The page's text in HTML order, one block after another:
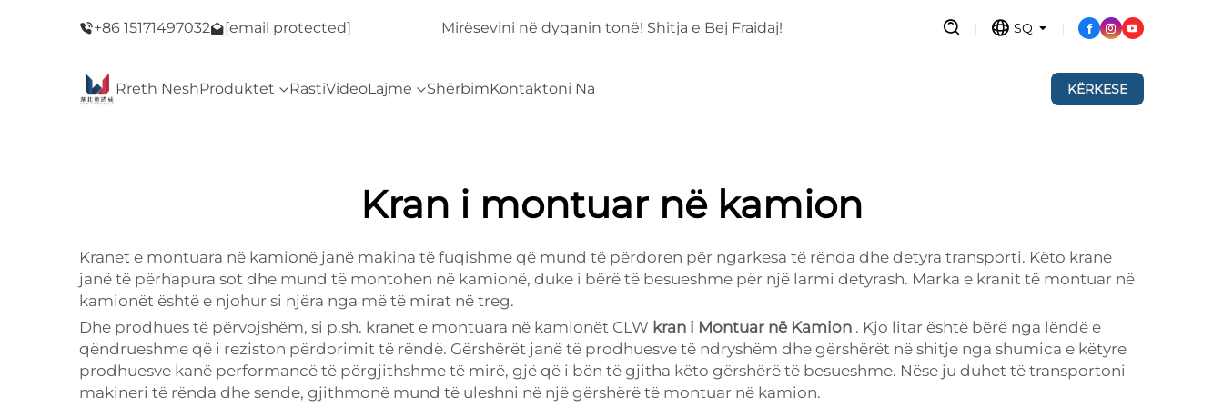
+86 15171497032 [email protected]
Mirësevini në dyqanin tonë! Shitja e Bej Fraidaj! Mirësevini në dyqanin tonë! Shitja e Bej Fraidaj! SQ
Rreth NeshProduktet RastiVideoLajme ShërbimKontaktoni Na KËRKESE
Kran i montuar në kamion
Kranet e montuara në kamionë janë makina të fuqishme që mund të përdoren për ngarkesa të rënda dhe detyra transporti. Këto krane
janë të përhapura sot dhe mund të montohen në kamionë, duke i bërë të besueshme për një larmi detyrash. Marka e kranit të montuar në
kamionët është e njohur si njëra nga më të mirat në treg.
Dhe prodhues të përvojshëm, si p.sh. kranet e montuara në kamionët CLW kran i Montuar në Kamion . Kjo litar është bërë nga lëndë e
qëndrueshme që i reziston përdorimit të rëndë. Gërshërët janë të prodhuesve të ndryshëm dhe gërshërët në shitje nga shumica e këtyre
prodhuesve kanë performancë të përgjithshme të mirë, gjë që i bën të gjitha këto gërshërë të besueshme. Nëse ju duhet të transportoni
makineri të rënda dhe sende, gjithmonë mund të uleshni në një gërshërë të montuar në kamion.